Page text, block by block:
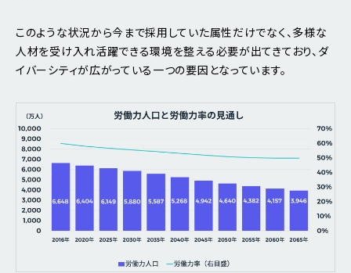
このような状況から今まで採用していた属性だけでなく、多様な
人材を受け入れ活躍できる環境を整える必要が出てきており、ダ
イバーシティが広がっている一つの要因となっています。